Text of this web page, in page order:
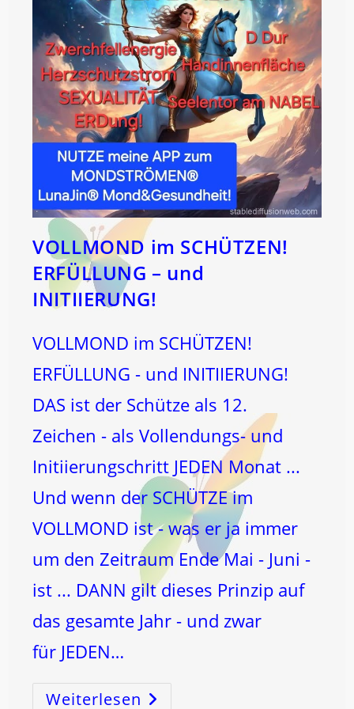
Feiern
Wird!
VOLLMOND im SCHÜTZEN!
ERFÜLLUNG – und
INITIIERUNG!
VOLLMOND im SCHÜTZEN!
ERFÜLLUNG - und INITIIERUNG!
DAS ist der Schütze als 12.
Zeichen - als Vollendungs- und
Initiierungschritt JEDEN Monat ...
Und wenn der SCHÜTZE im
VOLLMOND ist - was er ja immer
um den Zeitraum Ende Mai - Juni -
ist ... DANN gilt dieses Prinzip auf
das gesamte Jahr - und zwar
für JEDEN…
Weiterlesen VOLLMOND